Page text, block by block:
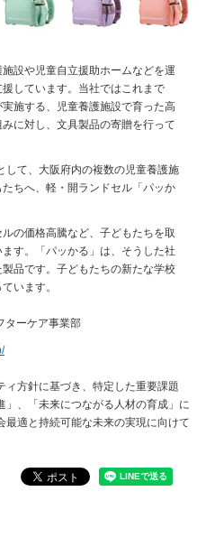
設や児童自立援助ホームなどを運
しています。当社ではこれまで
施する、児童養護施設で育った高
に対し、文具製品の寄贈を行って
して、大阪府内の複数の児童養護施
ちへ、軽・開ランドセル「パッか
の価格高騰など、子どもたちを取
す。「パッかる」は、そうした社
品です。子どもたちの新たな学校
います。
ターケア事業部
ィ方針に基づき、特定した重要課題
」、「未来につながる人材の育成」に
適と持続可能な未来の実現に向けて